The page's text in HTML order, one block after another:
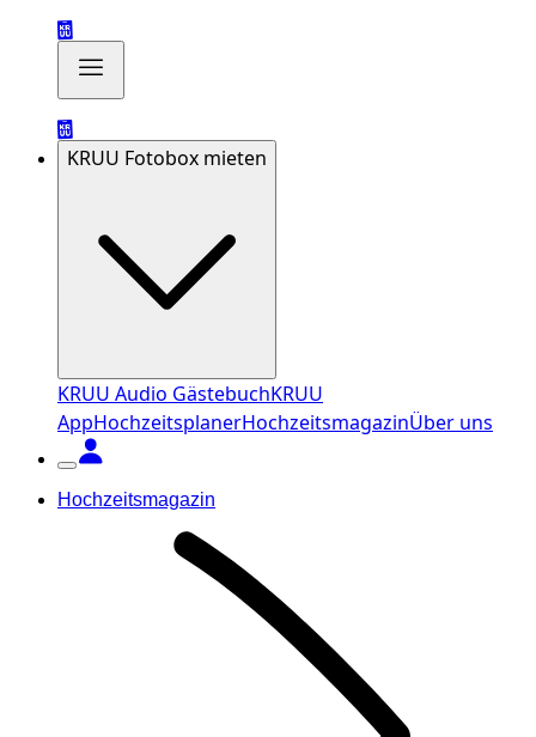
KRUU Fotobox mieten
KRUU Audio GästebuchKRUU
AppHochzeitsplanerHochzeitsmagazinÜber uns
Hochzeitsmagazin